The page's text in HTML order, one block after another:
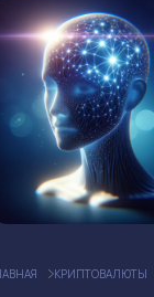
КРИПТОВАЛЮТЫ